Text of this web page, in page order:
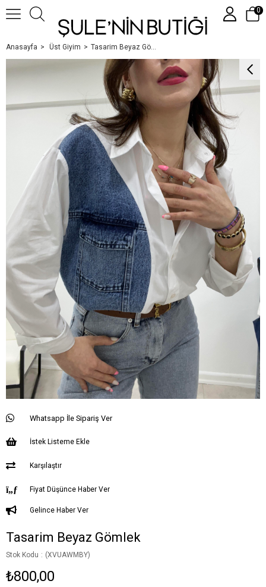
Üye Girişi
0
Anasayfa Üst Giyim Tasarim Beyaz Gömlek
Whatsapp İle Sipariş Ver
İstek Listeme Ekle
Karşılaştır
Fiyat Düşünce Haber Ver
Gelince Haber Ver
Tasarim Beyaz Gömlek
Stok Kodu (XVUAWMBY)
₺800,00